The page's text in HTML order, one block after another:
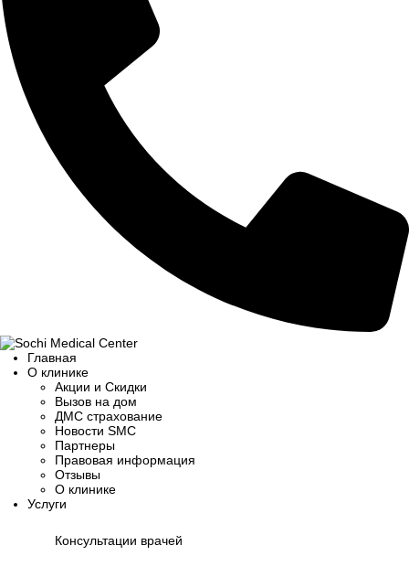
Главная
О клинике
Акции и Скидки
Вызов на дом
ДМС страхование
Новости SMC
Партнеры
Правовая информация
Отзывы
О клинике
Услуги
Консультации врачей